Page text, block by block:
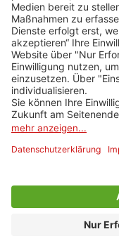
Erhalten Sie die
sich 20 Euro
E-Mail Adresse
Bei uns können Sie